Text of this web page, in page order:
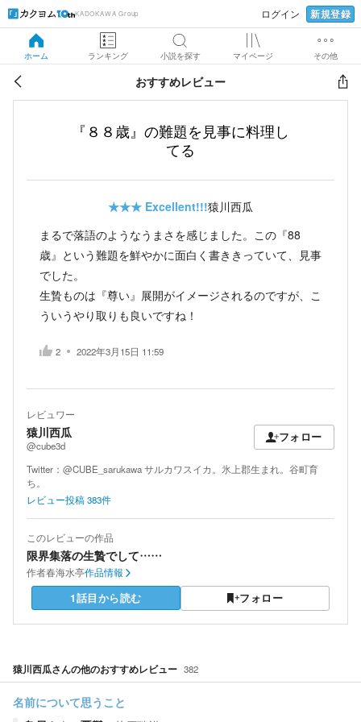
KADOKAWA Group ログイン 新規登録
ホーム ランキング 小説を探す マイページ その他
おすすめレビュー
『８８歳』の難題を見事に料理し
てる
★★★ Excellent!!!猿川西瓜
まるで落語のようなうまさを感じました。この『88
歳』という難題を鮮やかに面白く書ききっていて、見事
でした。
生贄ものは『尊い』展開がイメージされるのですが、こ
ういうやり取りも良いですね！
2 2022年3月15日 11:59
レビュワー
猿川西瓜
@cube3d
フォロー
Twitter：@CUBE_sarukawa サルカワスイカ。氷上郡生まれ。谷町育
ち。
レビュー投稿383件
このレビューの作品
限界集落の生贄でして……
作者春海水亭作品情報
1話目から読む フォロー
猿川西瓜さんの他のおすすめレビュー 382
名前について思うこと